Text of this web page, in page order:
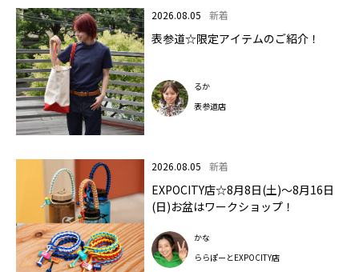
2026.08.05 新着
表参道☆限定アイテムのご紹介！
るか
表参道店
2026.08.05 新着
EXPOCITY店☆8月8日(土)～8月16日
(日)お盆はワークショップ！
かな
ららぽーとEXPOCITY店